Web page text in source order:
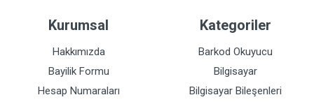
Kurumsal
Hakkımızda
Bayilik Formu
Hesap Numaraları
Kategoriler
Barkod Okuyucu
Bilgisayar
Bilgisayar Bileşenleri